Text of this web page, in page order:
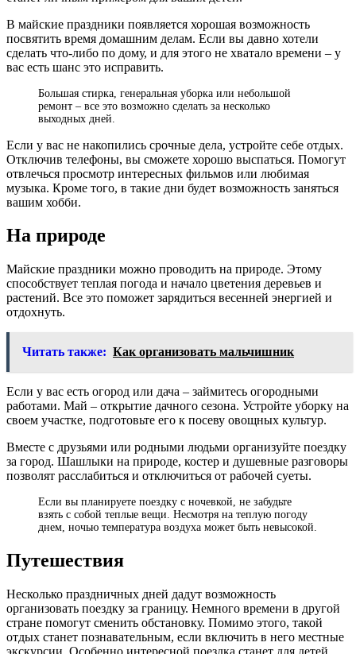
В майские праздники появляется хорошая возможность
посвятить время домашним делам. Если вы давно хотели
сделать что-либо по дому, и для этого не хватало времени – у
вас есть шанс это исправить.
Большая стирка, генеральная уборка или небольшой
ремонт – все это возможно сделать за несколько
выходных дней.
Если у вас не накопились срочные дела, устройте себе отдых.
Отключив телефоны, вы сможете хорошо выспаться. Помогут
отвлечься просмотр интересных фильмов или любимая
музыка. Кроме того, в такие дни будет возможность заняться
вашим хобби.
На природе
Майские праздники можно проводить на природе. Этому
способствует теплая погода и начало цветения деревьев и
растений. Все это поможет зарядиться весенней энергией и
отдохнуть.
Читать также: Как организовать мальчишник
Если у вас есть огород или дача – займитесь огородными
работами. Май – открытие дачного сезона. Устройте уборку на
своем участке, подготовьте его к посеву овощных культур.
Вместе с друзьями или родными людьми организуйте поездку
за город. Шашлыки на природе, костер и душевные разговоры
позволят расслабиться и отключиться от рабочей суеты.
Если вы планируете поездку с ночевкой, не забудьте
взять с собой теплые вещи. Несмотря на теплую погоду
днем, ночью температура воздуха может быть невысокой.
Путешествия
Несколько праздничных дней дадут возможность
организовать поездку за границу. Немного времени в другой
стране помогут сменить обстановку. Помимо этого, такой
отдых станет познавательным, если включить в него местные